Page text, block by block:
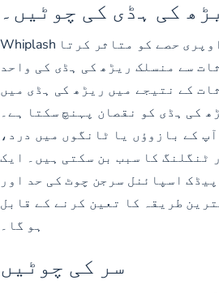
کی ہڈی کی چوٹیں۔
Whiplash آپ کی ریڑھ کی ہڈی کے اوپری حصے کو متاثر کرتا
سے منسلک ریڑھ کی ہڈی کی واحد
کے نتیجے میں ریڑھ کی ہڈی میں
کی ہڈی کو نقصان پہنچ سکتا ہے۔
کے بازوؤں یا ٹانگوں میں درد،
ٹنگلنگ کا سبب بن سکتی ہیں۔ ایک
اسپائنل سرجن چوٹ کی حد اور
طریقہ کا تعین کرنے کے قابل
ہو گا۔
سر کی چوٹیں